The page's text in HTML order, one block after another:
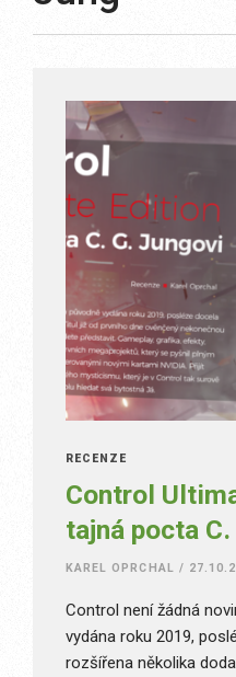
RECENZE
Control
tajná pocta
KAREL OPRCHAL /
Control není žádná
vydána roku 2019,
rozšířena několika